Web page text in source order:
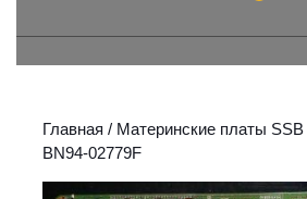
Главная / Материнские платы SSB
BN94-02779F